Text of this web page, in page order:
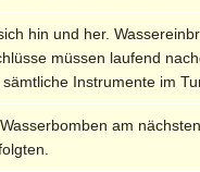
hin und her.
müssen laufend
Instrumente im
am